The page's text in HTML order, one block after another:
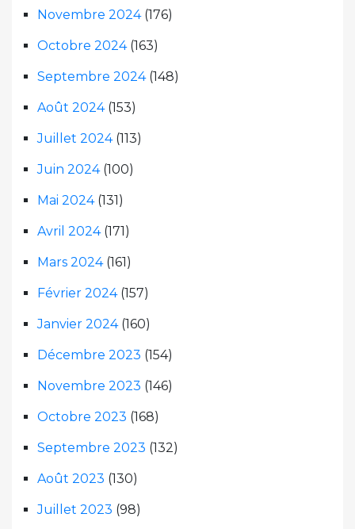
Novembre 2024(176)
Octobre 2024(163)
Septembre 2024(148)
Août 2024(153)
Juillet 2024(113)
Juin 2024(100)
Mai 2024(131)
Avril 2024(171)
Mars 2024(161)
Février 2024(157)
Janvier 2024(160)
Décembre 2023 (154)
Novembre 2023 (146)
Octobre 2023 (168)
Septembre 2023 (132)
Août 2023 (130)
Juillet 2023 (98)